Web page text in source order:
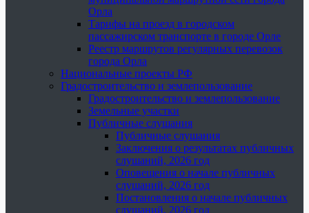
Орла
Тарифы на проезд в городском
пассажирском транспорте в городе Орле
Реестр маршрутов регулярных перевозок
города Орла
Национальные проекты РФ
Градостроительство и землепользование
Градостроительство и землепользование
Земельные участки
Публичные слушания
Публичные слушания
Заключения о результатах публичных
слушаний, 2026 год
Оповещения о начале публичных
слушаний, 2026 год
Постановления о начале публичных
слушаний, 2026 год